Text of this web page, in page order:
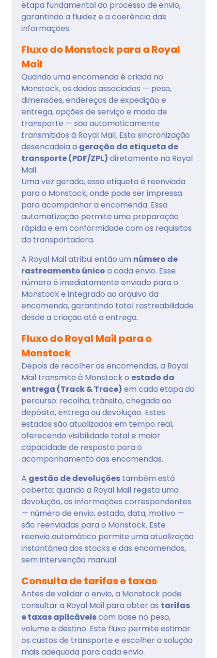
etapa fundamental do processo de envio,
garantindo a fluidez e a coerência das
informações.
Fluxo do Monstock para a Royal
Mail
Quando uma encomenda é criada no
Monstock, os dados associados — peso,
dimensões, endereços de expedição e
entrega, opções de serviço e modo de
transporte — são automaticamente
transmitidos à Royal Mail. Esta sincronização
desencadeia a geração da etiqueta de
transporte (PDF/ZPL) diretamente na Royal
Mail.
Uma vez gerada, essa etiqueta é reenviada
para o Monstock, onde pode ser impressa
para acompanhar a encomenda. Essa
automatização permite uma preparação
rápida e em conformidade com os requisitos
da transportadora.
A Royal Mail atribui então um número de
rastreamento único a cada envio. Esse
número é imediatamente enviado para o
Monstock e integrado ao arquivo da
encomenda, garantindo total rastreabilidade
desde a criação até a entrega.
Fluxo do Royal Mail para o
Monstock
Depois de recolher as encomendas, a Royal
Mail transmite à Monstock o estado da
entrega (Track & Trace) em cada etapa do
percurso: recolha, trânsito, chegada ao
depósito, entrega ou devolução. Estes
estados são atualizados em tempo real,
oferecendo visibilidade total e maior
capacidade de resposta para o
acompanhamento das encomendas.
A gestão de devoluções também está
coberta: quando a Royal Mail regista uma
devolução, as informações correspondentes
— número de envio, estado, data, motivo —
são reenviadas para o Monstock. Este
reenvio automático permite uma atualização
instantânea dos stocks e das encomendas,
sem intervenção manual.
Consulta de tarifas e taxas
Antes de validar o envio, a Monstock pode
consultar a Royal Mail para obter as tarifas
e taxas aplicáveiscom base no peso,
volume e destino. Este fluxo permite estimar
os custos de transporte e escolher a solução
mais adequada para cada envio.